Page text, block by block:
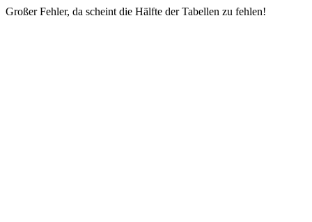
Großer Fehler, da scheint die Hälfte der Tabellen zu fehlen!